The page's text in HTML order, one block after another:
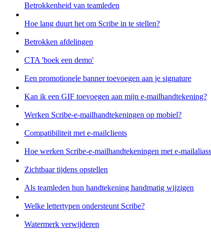
Betrokkenheid van teamleden
Hoe lang duurt het om Scribe in te stellen?
Betrokken afdelingen
CTA 'boek een demo'
Een promotionele banner toevoegen aan je signature
Kan ik een GIF toevoegen aan mijn e-mailhandtekening?
Werken Scribe-e-mailhandtekeningen op mobiel?
Compatibiliteit met e-mailclients
Hoe werken Scribe-e-mailhandtekeningen met e-
Zichtbaar tijdens opstellen
Als teamleden hun handtekening handmatig wijzigen
Welke lettertypen ondersteunt Scribe?
Watermerk verwijderen